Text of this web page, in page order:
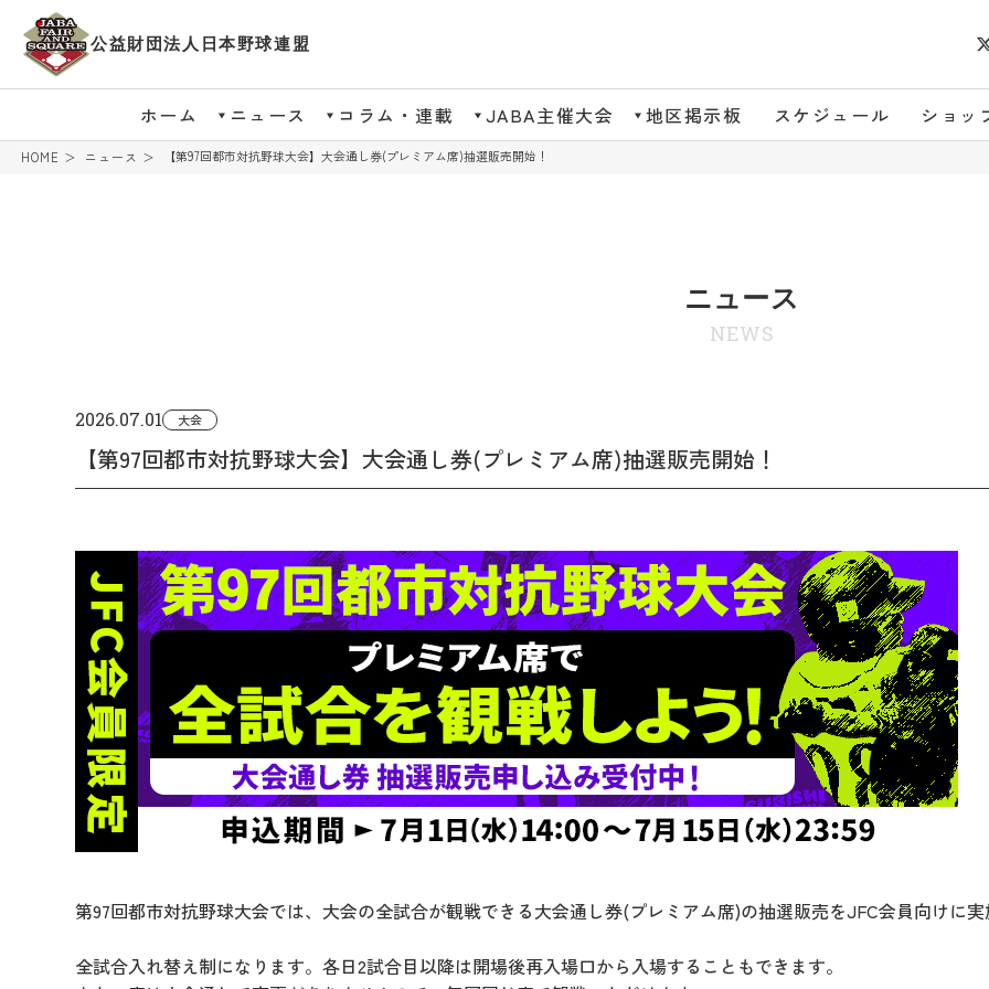
公益財団法人日本野球連盟
ホーム ニュース コラム・連載 JABA主催大会 地区掲示板 スケジュール ショッ
HOME ニュース 【第97回都市対抗野球大会】大会通し券(プレミアム席)抽選販売開始！
ニュース
NEWS
2026.07.01 大会
【第97回都市対抗野球大会】大会通し券(プレミアム席)抽選販売開始！
第97回都市対抗野球大会では、大会の全試合が観戦できる大会通し券(プレミアム席)の抽選販売をJFC会員向けに実
全試合入れ替え制になります。各日2試合目以降は開場後再入場口から入場することもできます。